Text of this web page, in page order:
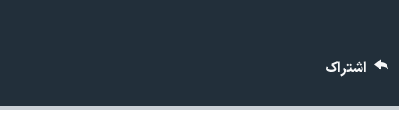
قانون شفافیت دارائی کادر رهبری ایران
اشتراک